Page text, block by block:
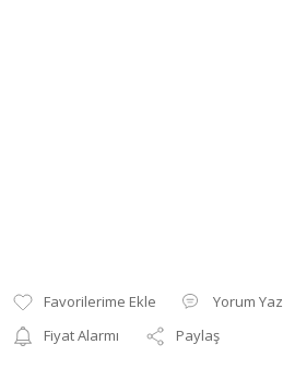
Yorum Yaz
Fiyat Alarmı
Paylaş